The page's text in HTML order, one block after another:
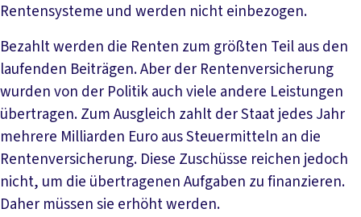
Rentensysteme und werden nicht einbezogen.
Bezahlt werden die Renten zum größten Teil aus den
laufenden Beiträgen. Aber der Rentenversicherung
wurden von der Politik auch viele andere Leistungen
übertragen. Zum Ausgleich zahlt der Staat jedes Jahr
mehrere Milliarden Euro aus Steuermitteln an die
Rentenversicherung. Diese Zuschüsse reichen jedoch
nicht, um die übertragenen Aufgaben zu finanzieren.
Daher müssen sie erhöht werden.